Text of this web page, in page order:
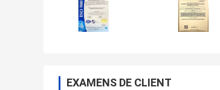
EXAMENS DE CLIENT